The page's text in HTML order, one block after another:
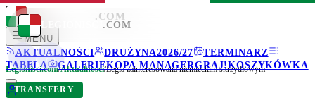
LEGIONISCI .COM
MENU
AKTUALNOŚCI
DRUŻYNA2026/27
TERMINARZ
TABELA
GALERIEKOPA MANAGERGRAJ!KOSZYKÓWKA
LEGIONISCI .COM
Legionisci.com/Aktualności/Legia zainteresowana niemieckim skrzydłowym
TRANSFERY